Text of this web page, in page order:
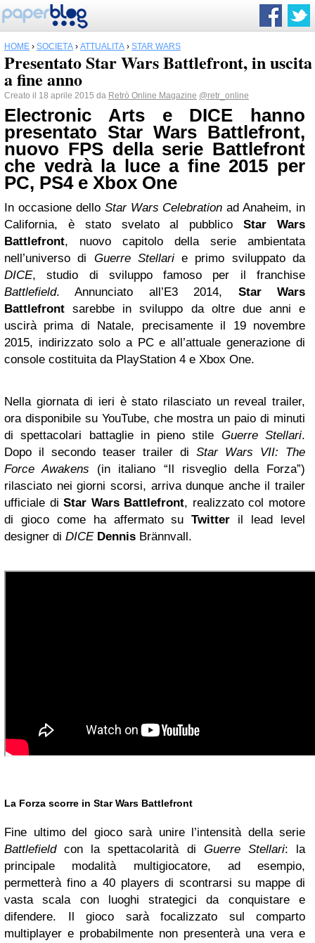
HOME › SOCIETÀ › ATTUALITÀ › STAR WARS
Presentato Star Wars Battlefront, in uscita
a fine anno
Creato il 18 aprile 2015 da Retrò Online Magazine @retr_online
Electronic Arts e DICE hanno
presentato Star Wars Battlefront,
nuovo FPS della serie Battlefront
che vedrà la luce a fine 2015 per
PC, PS4 e Xbox One
In occasione dello Star Wars Celebration ad Anaheim, in
California, è stato svelato al pubblicoStar Wars
Battlefront, nuovo capitolo della serie ambientata
nell’universo di Guerre Stellarie primo sviluppato da
DICE, studio di sviluppo famoso per il franchise
Battlefield. Annunciato all’E3 2014, Star Wars
Battlefront sarebbe in sviluppo da oltre due anni e
uscirà prima di Natale, precisamente il 19 novembre
2015, indirizzato solo a PC e all’attuale generazione di
console costituita da PlayStation 4 e Xbox One.
Nella giornata di ieri è stato rilasciato un reveal trailer,
ora disponibile su YouTube, che mostra un paio di minuti
di spettacolari battaglie in pieno stile Guerre Stellari.
Dopo il secondo teaser trailer di Star Wars VII: The
Force Awakens (in italiano “Il risveglio della Forza”)
rilasciato nei giorni scorsi, arriva dunque anche il trailer
ufficiale diStar Wars Battlefront, realizzato col motore
di gioco come ha affermato suTwitter il lead level
designer di DICE Dennis Brännvall.
La Forza scorre in Star Wars Battlefront
Fine ultimo del gioco sarà unire l’intensità della serie
Battlefieldcon la spettacolarità di Guerre Stellari: la
principale modalità multigiocatore, ad esempio,
permetterà fino a 40 players di scontrarsi su mappe di
vasta scala con luoghi strategici da conquistare e
difendere. Il gioco sarà focalizzato sul comparto
multiplayer e probabilmente non presenterà una vera e